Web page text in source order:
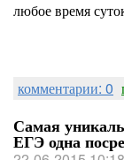
любое время
комментарии: 0
Самая
ЕГЭ одна